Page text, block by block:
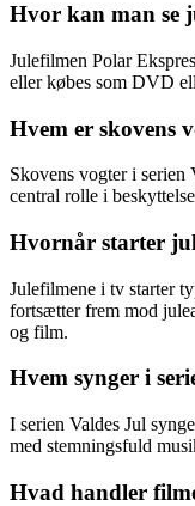
Hvor kan man se
Julefilmen Polar
eller købes som DVD
Hvem er skovens
Skovens vogter i serien
central rolle i
Hvornår starter
Julefilmene i tv starter
fortsætter frem mod
og film.
Hvem synger i
I serien Valdes Jul
med stemningsfuld
Hvad handler